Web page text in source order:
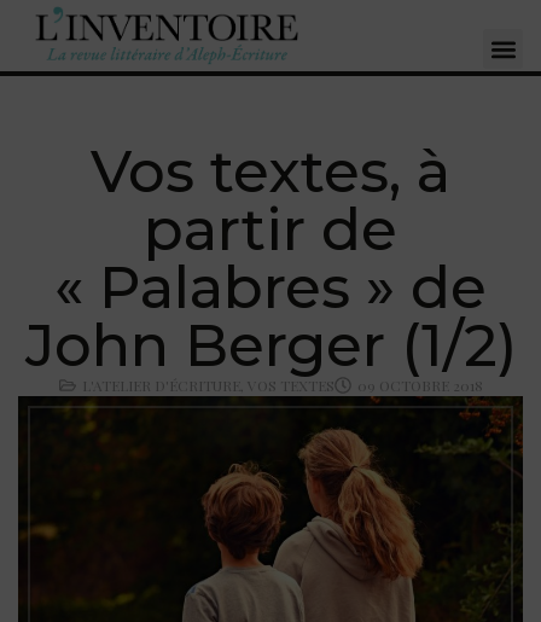
Vos textes, à
partir de
« Palabres » de
John Berger (1/2)
L'ATELIER D'ÉCRITURE VOS TEXTES 09 OCTOBRE 2018